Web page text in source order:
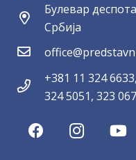
Булевар
Србија
+381 11 324
324 5051, 323